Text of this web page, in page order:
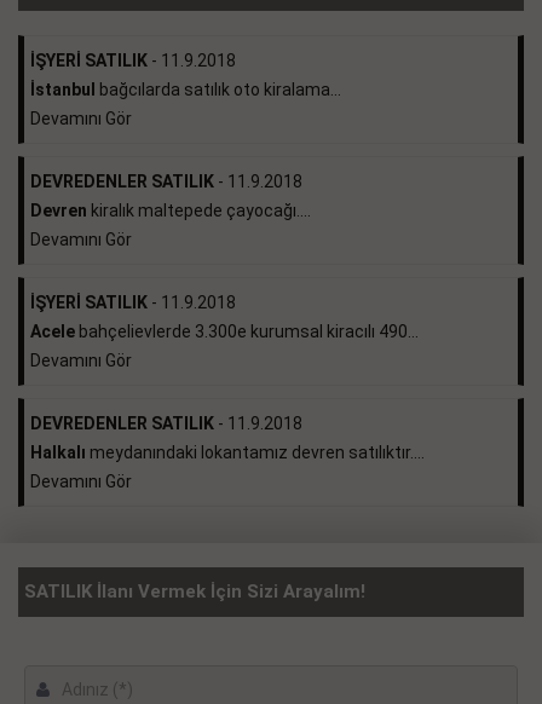
İŞYERİ SATILIK - 11.9.2018
İstanbul
bağcılarda satılık oto kiralama...
Devamını Gör
DEVREDENLER SATILIK - 11.9.2018
Devren kiralık maltepede çayocağı....
Devamını Gör
İŞYERİ SATILIK - 11.9.2018
Acele bahçelievlerde 3.300e kurumsal kiracılı 490...
Devamını Gör
DEVREDENLER SATILIK - 11.9.2018
Halkalı meydanındaki lokantamız devren satılıktır....
Devamını Gör
SATILIK İlanı Vermek İçin Sizi Arayalım!